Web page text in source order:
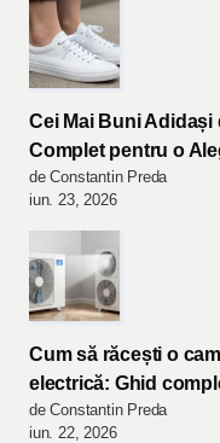
Cei Mai Buni Adidași
Complet pentru o
de Constantin Preda
iun. 23, 2026
Cum să răcești o
electrică: Ghid
de Constantin Preda
iun. 22, 2026